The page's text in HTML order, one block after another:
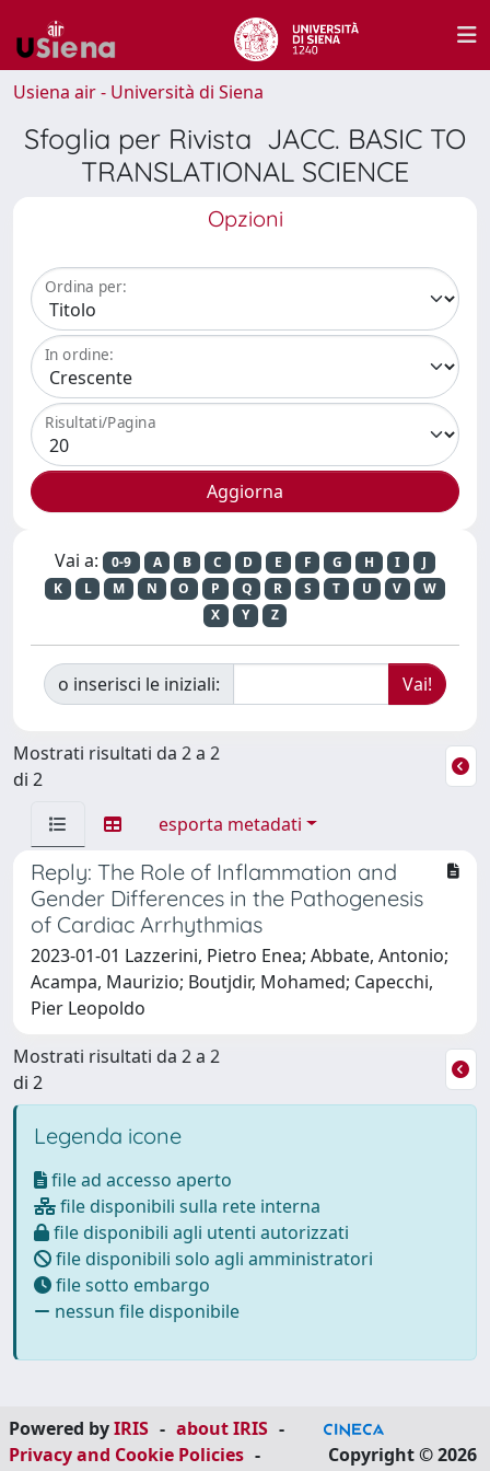
Usiena air - Università di Siena
Sfoglia per Rivista JACC. BASIC TO
TRANSLATIONAL SCIENCE
Opzioni
Ordina per:
In ordine:
Risultati/Pagina
Vai a: 0-9 A B C D E F G H I
J
K
L M N O P Q R S T U V
W
X
Y Z
o inserisci le iniziali:
Mostrati risultati da 2 a 2
di 2
esporta metadati
Reply: The Role of Inflammation and
Gender Differences in the Pathogenesis
of Cardiac Arrhythmias
2023-01-01 Lazzerini, Pietro Enea; Abbate, Antonio;
Acampa, Maurizio; Boutjdir, Mohamed; Capecchi,
Pier Leopoldo
Mostrati risultati da 2 a 2
di 2
Legenda icone
file ad accesso aperto
file disponibili sulla rete interna
file disponibili agli utenti autorizzati
file disponibili solo agli amministratori
file sotto embargo
nessun file disponibile
Powered byIRIS - about IRIS -
Privacy and Cookie Policies -
Copyright © 2026